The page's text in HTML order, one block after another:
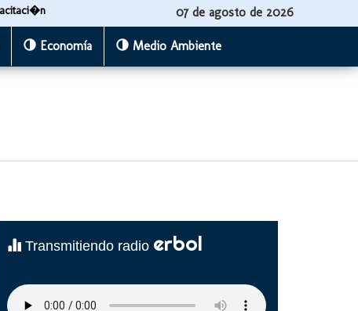
07 de agosto de 2026
Economía Medio Ambiente
Transmitiendo radio erbol